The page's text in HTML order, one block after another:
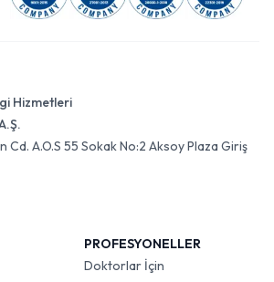
Hizmetleri
Cd. A.O.S 55 Sokak No:2 Aksoy Plaza Giriş
PROFESYONELLER
Doktorlar İçin